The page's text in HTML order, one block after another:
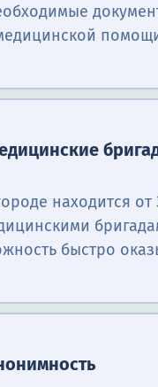
находится от
быстро